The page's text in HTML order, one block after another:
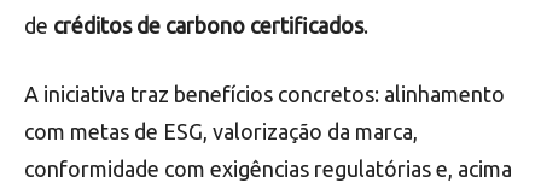
de créditos de carbono certificados.
A iniciativa traz benefícios concretos: alinhamento
com metas de ESG, valorização da marca,
conformidade com exigências regulatórias e, acima